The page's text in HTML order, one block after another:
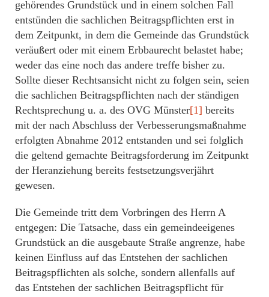
gehörendes Grundstück und in einem solchen Fall
entstünden die sachlichen Beitragspflichten erst in
dem Zeitpunkt, in dem die Gemeinde das Grundstück
veräußert oder mit einem Erbbaurecht belastet habe;
weder das eine noch das andere treffe bisher zu.
Sollte dieser Rechtsansicht nicht zu folgen sein, seien
die sachlichen Beitragspflichten nach der ständigen
Rechtsprechung u. a. des OVG Münster[1] bereits
mit der nach Abschluss der Verbesserungsmaßnahme
erfolgten Abnahme 2012 entstanden und sei folglich
die geltend gemachte Beitragsforderung im Zeitpunkt
der Heranziehung bereits festsetzungsverjährt
gewesen.
Die Gemeinde tritt dem Vorbringen des Herrn A
entgegen: Die Tatsache, dass ein gemeindeeigenes
Grundstück an die ausgebaute Straße angrenze, habe
keinen Einfluss auf das Entstehen der sachlichen
Beitragspflichten als solche, sondern allenfalls auf
das Entstehen der sachlichen Beitragspflicht für